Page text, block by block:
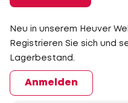
Neu in unserem Heuver
Registrieren Sie sich und
Lagerbestand.
Anmelden